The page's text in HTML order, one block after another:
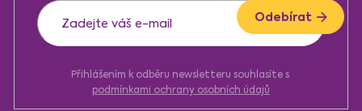
Přihlášením k odběru newsletteru souhlasíte s
podmínkami ochrany osobních údajů
Odebírat